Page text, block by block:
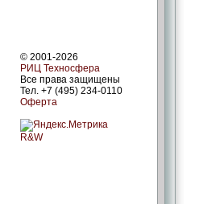
© 2001-2026
РИЦ Техносфера
Все права защищены
Тел. +7 (495) 234-0110
Оферта
R&W